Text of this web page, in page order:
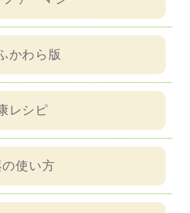
かわら版
レシピ
の使い方